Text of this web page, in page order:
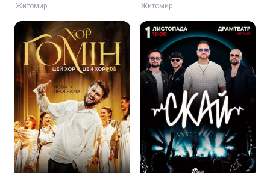
Житомир Житомир